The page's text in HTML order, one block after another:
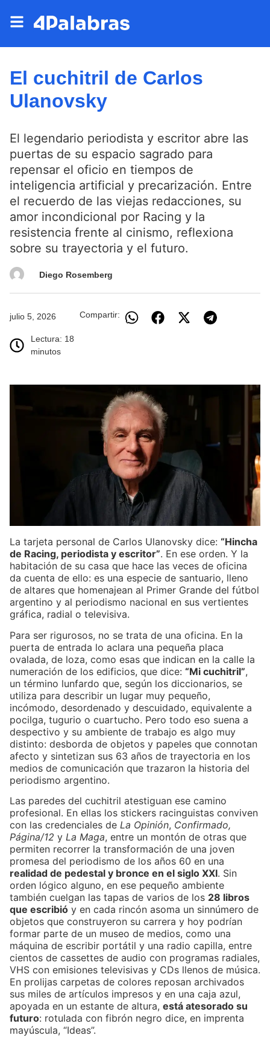
El cuchitril de Carlos
Ulanovsky
El legendario periodista y escritor abre las
puertas de su espacio sagrado para
repensar el oficio en tiempos de
inteligencia artificial y precarización. Entre
el recuerdo de las viejas redacciones, su
amor incondicional por Racing y la
resistencia frente al cinismo, reflexiona
sobre su trayectoria y el futuro.
Diego Rosemberg
julio 5, 2026
Lectura: 18
minutos
Compartir:
La tarjeta personal de Carlos Ulanovsky dice: “Hincha
de Racing, periodista y escritor”. En ese orden. Y la
habitación de su casa que hace las veces de oficina
da cuenta de ello: es una especie de santuario, lleno
de altares que homenajean al Primer Grande del fútbol
argentino y al periodismo nacional en sus vertientes
gráfica, radial o televisiva.
Para ser rigurosos, no se trata de una oficina. En la
puerta de entrada lo aclara una pequeña placa
ovalada, de loza, como esas que indican en la calle la
numeración de los edificios, que dice: “Mi cuchitril”,
un término lunfardo que, según los diccionarios, se
utiliza para describir un lugar muy pequeño,
incómodo, desordenado y descuidado, equivalente a
pocilga, tugurio o cuartucho. Pero todo eso suena a
despectivo y su ambiente de trabajo es algo muy
distinto: desborda de objetos y papeles que connotan
afecto y sintetizan sus 63 años de trayectoria en los
medios de comunicación que trazaron la historia del
periodismo argentino.
Las paredes del cuchitril atestiguan ese camino
profesional. En ellas los stickers racinguistas conviven
con las credenciales de La Opinión, Confirmado,
Página/12 y La Maga, entre un montón de otras que
permiten recorrer la transformación de una joven
promesa del periodismo de los años 60 en una
realidad de pedestal y bronce en el siglo XXI. Sin
orden lógico alguno, en ese pequeño ambiente
también cuelgan las tapas de varios de los 28 libros
que escribió y en cada rincón asoma un sinnúmero de
objetos que construyeron su carrera y hoy podrían
formar parte de un museo de medios, como una
máquina de escribir portátil y una radio capilla, entre
cientos de cassettes de audio con programas radiales,
VHS con emisiones televisivas y CDs llenos de música.
En prolijas carpetas de colores reposan archivados
sus miles de artículos impresos y en una caja azul,
apoyada en un estante de altura, está atesorado su
futuro: rotulada con fibrón negro dice, en imprenta
mayúscula, “Ideas”.